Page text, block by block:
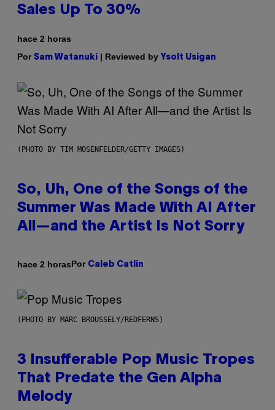
Sales Up To 30%
hace 2 horas
Por Sam Watanuki | Reviewed by Ysolt Usigan
(PHOTO BY TIM MOSENFELDER/GETTY IMAGES)
So, Uh, One of the Songs of the
Summer Was Made With AI After
All—and the Artist Is Not Sorry
hace 2 horasPor Caleb Catlin
(PHOTO BY MARC BROUSSELY/REDFERNS)
3 Insufferable Pop Music Tropes
That Predate the Gen Alpha
Melody